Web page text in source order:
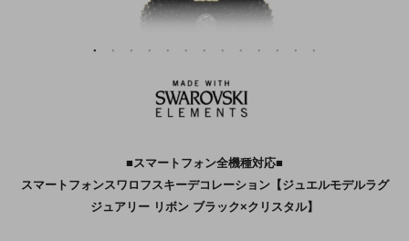
■スマートフォン全機種対応■
スマートフォンスワロフスキーデコレーション【ジュエルモデルラグ
ジュアリー リボン ブラック×クリスタル】